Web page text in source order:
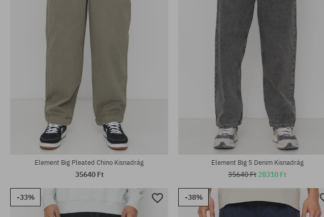
Elérhető méretek:
30; 31; 32; 33
Elérhető méretek:
Element Big Pleated Chino Kisnadrág
35640 Ft
Element Big 5 Denim Kisnadrág
35640 Ft 28310 Ft
-33% -38%